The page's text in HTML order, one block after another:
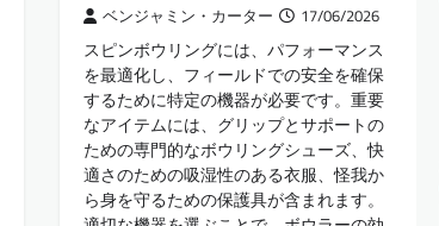
ベンジャミン・カーター 17/06/2026
スピンボウリングには、パフォーマンス
を最適化し、フィールドでの安全を確保
するために特定の機器が必要です。重要
なアイテムには、グリップとサポートの
ための専門的なボウリングシューズ、快
適さのための吸湿性のある衣服、怪我か
ら身を守るための保護具が含まれます。